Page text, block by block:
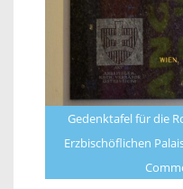
Gedenktafel für die
Erzbischöflichen